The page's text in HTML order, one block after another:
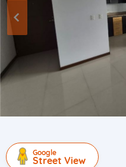
Google
Street View